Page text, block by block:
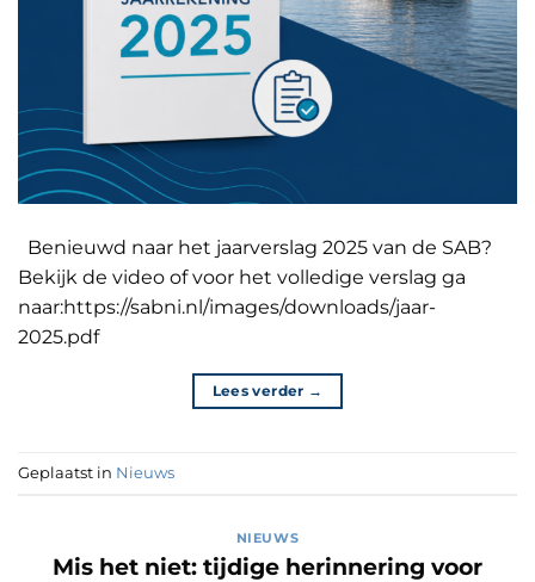
Benieuwd naar het jaarverslag 2025 van de SAB?
Bekijk de video of voor het volledige verslag ga
naar:https://sabni.nl/images/downloads/jaar-
2025.pdf
Lees verder →
Geplaatst in Nieuws
NIEUWS
Mis het niet: tijdige herinnering voor